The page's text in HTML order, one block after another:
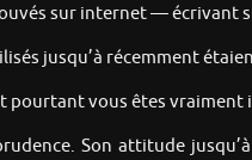
sur internet — écrivant
jusqu’à récemment
pourtant vous êtes vraiment
Son attitude